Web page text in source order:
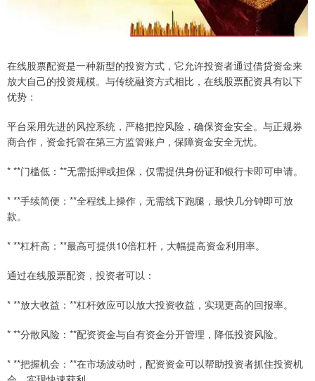
在线股票配资是一种新型的投资方式，它允许投资者通过借贷资金来
放大自己的投资规模。与传统融资方式相比，在线股票配资具有以下
优势：
平台采用先进的风控系统，严格把控风险，确保资金安全。与正规券
商合作，资金托管在第三方监管账户，保障资金安全无忧。
* **门槛低：**无需抵押或担保，仅需提供身份证和银行卡即可申请。
* **手续简便：**全程线上操作，无需线下跑腿，最快几分钟即可放
款。
* **杠杆高：**最高可提供10倍杠杆，大幅提高资金利用率。
通过在线股票配资，投资者可以：
* **放大收益：**杠杆效应可以放大投资收益，实现更高的回报率。
* **分散风险：**配资资金与自有资金分开管理，降低投资风险。
* **把握机会：**在市场波动时，配资资金可以帮助投资者抓住投资机